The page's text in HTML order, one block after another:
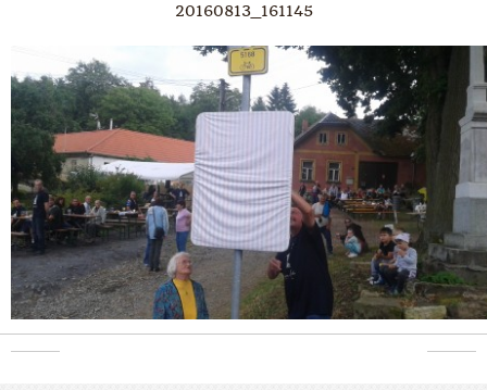
20160813_161145